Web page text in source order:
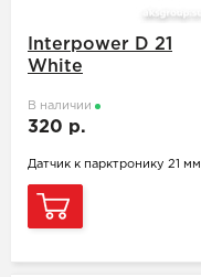
Interpower D 21
White
В наличии
320 р.
Датчик к парктронику 21 мм